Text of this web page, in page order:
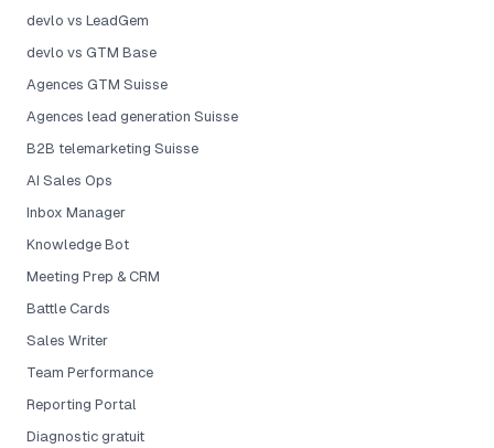
devlo vs LeadGem
devlo vs GTM Base
Agences GTM Suisse
Agences lead generation Suisse
B2B telemarketing Suisse
AI Sales Ops
Inbox Manager
Knowledge Bot
Meeting Prep & CRM
Battle Cards
Sales Writer
Team Performance
Reporting Portal
Diagnostic gratuit